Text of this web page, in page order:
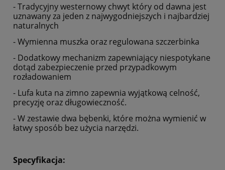
- Tradycyjny westernowy chwyt który od dawna jest
uznawany za jeden z najwygodniejszych i najbardziej
naturalnych
- Wymienna muszka oraz regulowana szczerbinka
- Dodatkowy mechanizm zapewniający niespotykane
dotąd zabezpieczenie przed przypadkowym
rozładowaniem
- Lufa kuta na zimno zapewnia wyjątkową celność,
precyzję oraz długowieczność.
- W zestawie dwa bębenki, które można wymienić w
łatwy sposób bez użycia narzędzi.
Specyfikacja: